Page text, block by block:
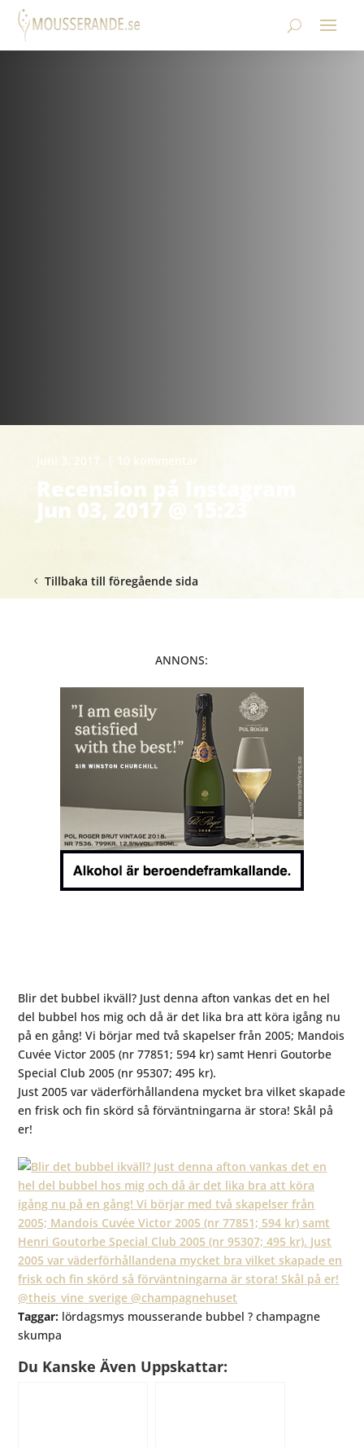
juni 3, 2017 | 10 kommentar
Recension på Instagram
Jun 03, 2017 @ 15:23
Tillbaka till föregående sida
ANNONS:
Blir det bubbel ikväll? Just denna afton vankas det en hel
del bubbel hos mig och då är det lika bra att köra igång nu
på en gång! Vi börjar med två skapelser från 2005; Mandois
Cuvée Victor 2005 (nr 77851; 594 kr) samt Henri Goutorbe
Special Club 2005 (nr 95307; 495 kr).
Just 2005 var väderförhållandena mycket bra vilket skapade
en frisk och fin skörd så förväntningarna är stora! Skål på
er!
Taggar: lördagsmys mousserande bubbel ? champagne
skumpa
Du Kanske Även Uppskattar: